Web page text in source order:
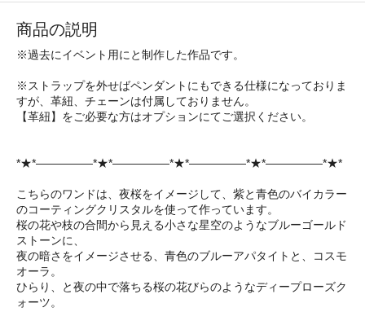
商品の説明
※過去にイベント用にと制作した作品です。
※ストラップを外せばペンダントにもできる仕様になっておりま
すが、革紐、チェーンは付属しておりません。
【革紐】をご必要な方はオプションにてご選択ください。
*★*―――――*★*―――――*★*―――――*★*―――――*★*
こちらのワンドは、夜桜をイメージして、紫と青色のバイカラー
のコーティングクリスタルを使って作っています。
桜の花や枝の合間から見える小さな星空のようなブルーゴールド
ストーンに、
夜の暗さをイメージさせる、青色のブルーアパタイトと、コスモ
オーラ。
ひらり、と夜の中で落ちる桜の花びらのようなディープローズク
ォーツ。